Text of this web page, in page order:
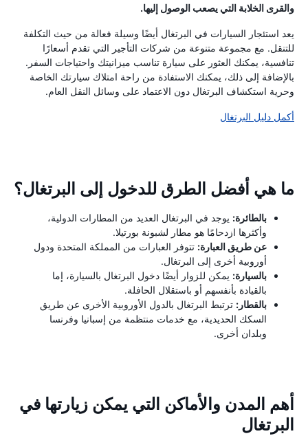
والقرى الخلابة التي يصعب الوصول إليها.
يعد استئجار السيارات في البرتغال أيضًا وسيلة فعالة من حيث التكلفة
للتنقل. مع مجموعة متنوعة من شركات التأجير التي تقدم أسعارًا
تنافسية، يمكنك العثور على سيارة تناسب ميزانيتك واحتياجات السفر.
بالإضافة إلى ذلك، يمكنك الاستفادة من راحة امتلاك سيارتك الخاصة
وحرية استكشاف البرتغال دون الاعتماد على وسائل النقل العام.
أكمل دليل البرتغال
ما هي أفضل الطرق للدخول إلى البرتغال؟
بالطائرة: يوجد في البرتغال العديد من المطارات الدولية،
وأكثرها ازدحامًا هو مطار لشبونة بورتيلا.
عن طريق العبارة: تتوفر العبارات من المملكة المتحدة ودول
أوروبية أخرى إلى البرتغال.
بالسيارة: يمكن للزوار أيضًا دخول البرتغال بالسيارة، إما
بالقيادة بأنفسهم أو باستقلال الحافلة.
بالقطار: ترتبط البرتغال بالدول الأوروبية الأخرى عن طريق
السكك الحديدية، مع خدمات منتظمة من إسبانيا وفرنسا
وبلدان أخرى.
أهم المدن والأماكن التي يمكن زيارتها في
البرتغال